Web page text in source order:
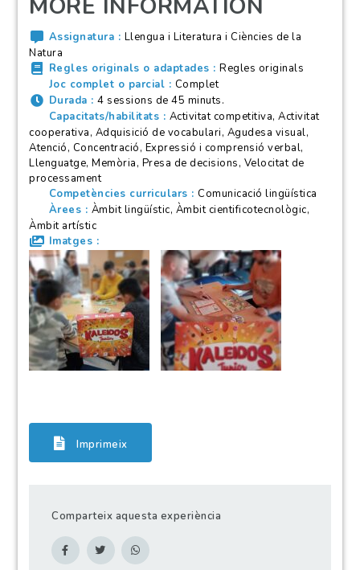
MORE INFORMATION
Assignatura
Llengua i Literatura i Ciències de la
Natura
Regles originals o adaptades
Regles originals
Joc complet o parcial
Complet
Durada
4 sessions de 45 minuts.
Capacitats/habilitats
Activitat competitiva, Activitat
cooperativa, Adquisició de vocabulari, Agudesa visual,
Atenció, Concentració, Expressió i comprensió verbal,
Llenguatge, Memòria, Presa de decisions, Velocitat de
processament
Competències curriculars
Comunicació lingüística
Àrees
Àmbit lingüístic, Àmbit cientificotecnològic,
Àmbit artístic
Imatges
Imprimeix
Comparteix aquesta experiència